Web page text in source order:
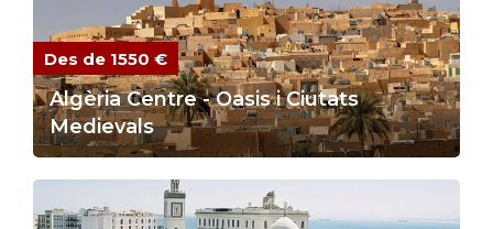
Des de 1550 €
Algèria Centre - Oasis i Ciutats
Medievals